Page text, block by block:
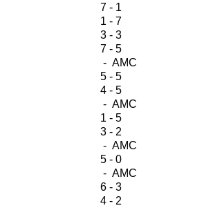
7 - 1
1 - 7
3 - 3
7 - 5
- AMC
5 - 5
4 - 5
- AMC
1 - 5
3 - 2
- AMC
5 - 0
- AMC
6 - 3
4 - 2